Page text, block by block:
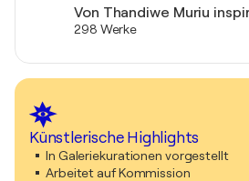
Von Thandiwe Muriu
298 Werke
Künstlerische Highlights
In Galeriekurationen vorgestellt
Arbeitet auf Kommission